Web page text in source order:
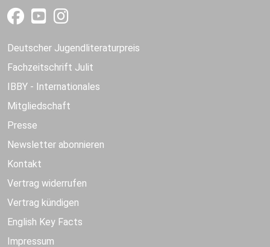
Deutscher Jugendliteraturpreis
Fachzeitschrift Julit
IBBY - Internationales
Mitgliedschaft
Presse
Newsletter abonnieren
Kontakt
Vertrag widerrufen
Vertrag kündigen
English Key Facts
Impressum